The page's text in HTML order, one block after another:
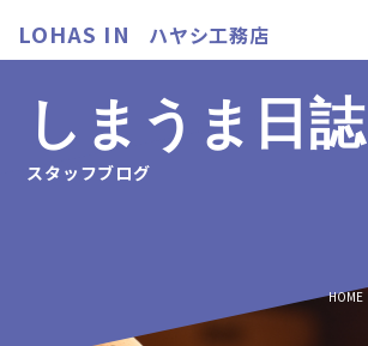
LOHAS IN ハヤシ工務店
しまうま日誌
スタッフブログ
HOME